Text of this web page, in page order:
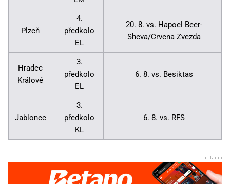
Plzeň
4.
předkolo
EL
20. 8. vs. Hapoel Beer-
Sheva/Crvena Zvezda
Hradec
Králové
3.
předkolo
EL
6. 8. vs. Besiktas
Jablonec
3.
předkolo
KL
6. 8. vs. RFS